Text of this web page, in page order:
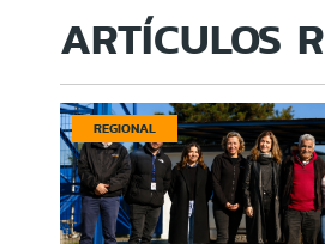
ARTÍCULOS
REGIONAL